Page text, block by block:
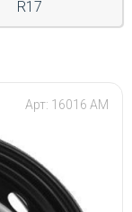
R17
Арт: 16016 AM